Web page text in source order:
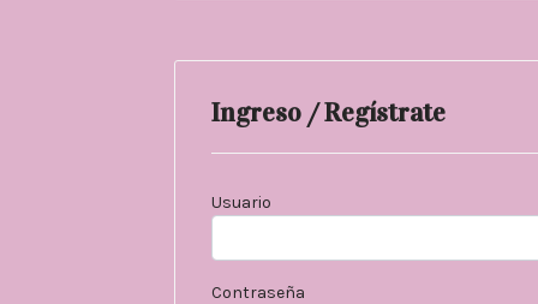
Ingreso / Regístrate
Usuario
Contraseña